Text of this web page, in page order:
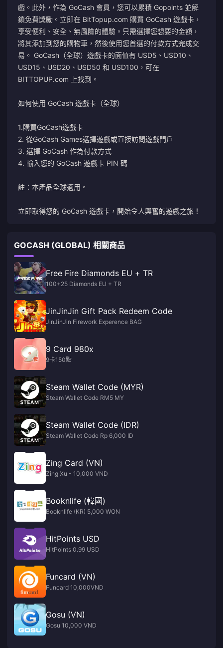
戲。此外，作為 GoCash 會員，您可以累積 Gopoints 並解
鎖免費獎勵。立即在 BitTopup.com 購買 GoCash 遊戲卡，
享受便利、安全、無風險的體驗。只需選擇您想要的金額，
將其添加到您的購物車，然後使用您首選的付款方式完成交
易。 GoCash（全球）遊戲卡的面值有 USD5、USD10、
USD15、USD20、USD50 和 USD100，可在
BITTOPUP.com 上找到。
如何使用 GoCash 遊戲卡（全球）
1.購買GoCash遊戲卡
2. 從GoCash Games選擇遊戲或直接訪問遊戲門戶
3. 選擇 GoCash 作為付款方式
4. 輸入您的 GoCash 遊戲卡 PIN 碼
註：本產品全球適用。
立即取得您的 GoCash 遊戲卡，開始令人興奮的遊戲之旅！
GOCASH (GLOBAL) 相關商品
Free Fire Diamonds EU + TR
100+25 Diamonds EU + TR
JinJinJin Gift Pack Redeem Code
JinJinJin Firework Experence BAG
9 Card 980x
9卡150點
Steam Wallet Code (MYR)
Steam Wallet Code RM5 MY
Steam Wallet Code (IDR)
Steam Wallet Code Rp 6,000 ID
Zing Card (VN)
Zing Xu - 10,000 VND
Booknlife (韓國)
Booknlife (KR) 5,000 WON
HitPoints USD
HitPoints 0.99 USD
Funcard (VN)
Funcard 10,000VND
Gosu (VN)
Gosu 10,000 VND